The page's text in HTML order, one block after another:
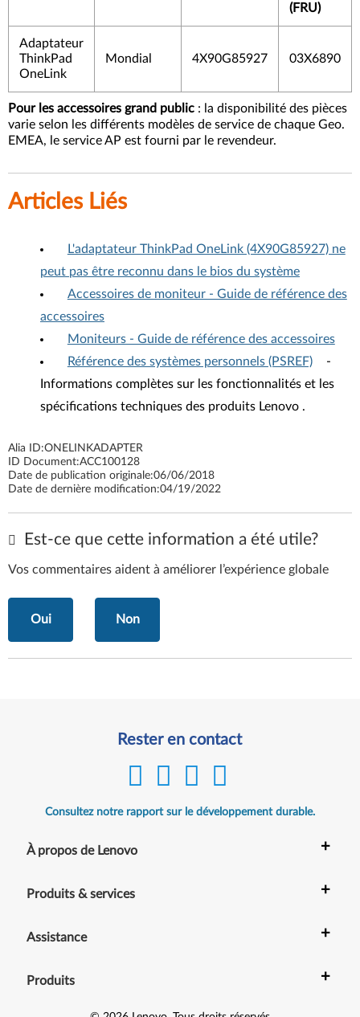
(FRU)
Adaptateur
ThinkPad
OneLink
Mondial 4X90G85927 03X6890
Pour les accessoires grand public : la disponibilité des pièces
varie selon les différents modèles de service de chaque Geo.
EMEA, le service AP est fourni par le revendeur.
Articles Liés
L'adaptateur ThinkPad OneLink (4X90G85927) ne
peut pas être reconnu dans le bios du système
Accessoires de moniteur - Guide de référence des
accessoires
Moniteurs - Guide de référence des accessoires
Référence des systèmes personnels (PSREF)
-
Informations complètes sur les fonctionnalités et les
spécifications techniques des produits Lenovo .
Alia ID:ONELINKADAPTER
ID Document:ACC100128
Date de publication originale:06/06/2018
Date de dernière modification:04/19/2022
Est-ce que cette information a été utile?
Vos commentaires aident à améliorer l’expérience globale
Oui Non
Rester en contact
Consultez notre rapport sur le développement durable.
À propos de Lenovo +
Produits & services +
Assistance +
Produits +